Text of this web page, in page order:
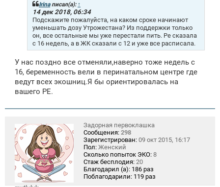
Irinaписал(а): ↑
14 дек 2018, 06:34
Подскажите пожалуйста, на каком сроке начинают
уменьшать дозу Утрожестана? Из поддержки только
он, все остальные мы уже перестали пить. Ре сказала
с 16 недель, а в ЖК сказали с 12 и уже все расписала.
У нас поздно все отменяли,наверно тоже недель с
16, беременность вели в перинатальном центре где
ведут всех экошниц.Я бы ориентировалась на
вашего РЕ.
Задорная первоклашка
Сообщения: 298
Зарегистрирован: 09 окт 2015, 16:17
Пол: Женский
Сколько попыток ЭКО: 8
Стаж бесплодия: 20
Благодарил (а): 186 раз
Поблагодарили: 119 раз